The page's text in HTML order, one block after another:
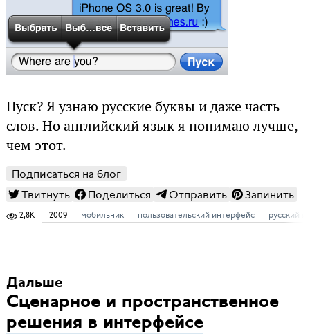
Пуск? Я узнаю русские буквы и даже часть
слов. Но английский язык я понимаю лучше,
чем этот.
Подписаться на блог
Твитнуть
Поделиться Отправить Запинить
2,8K 2009 мобильник пользовательский интерфейс русский
Дальше
Сценарное и пространственное
решения в интерфейсе